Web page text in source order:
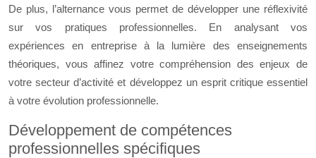
De plus, l’alternance vous permet de développer une réflexivité
sur vos pratiques professionnelles. En analysant vos
expériences en entreprise à la lumière des enseignements
théoriques, vous affinez votre compréhension des enjeux de
votre secteur d’activité et développez un esprit critique essentiel
à votre évolution professionnelle.
Développement de compétences
professionnelles spécifiques